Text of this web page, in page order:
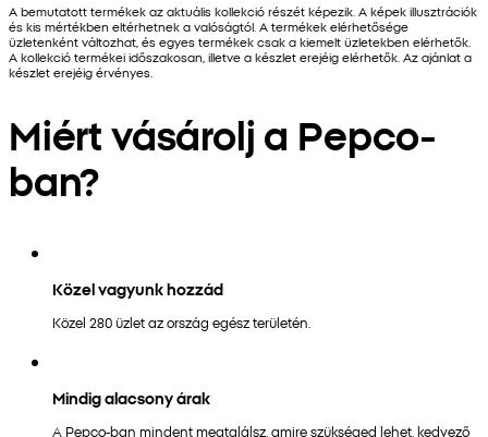
A bemutatott termékek az aktuális kollekció részét képezik. A képek illusztrációk
és kis mértékben eltérhetnek a valóságtól. A termékek elérhetősége
üzletenként változhat, és egyes termékek csak a kiemelt üzletekben elérhetők.
A kollekció termékei időszakosan, illetve a készlet erejéig elérhetők. Az ajánlat a
készlet erejéig érvényes.
Miért vásárolj a Pepco-
ban?
Közel vagyunk hozzád
Közel 280 üzlet az ország egész területén.
Mindig alacsony árak
A Pepco-ban mindent megtalálsz, amire szükséged lehet, kedvező